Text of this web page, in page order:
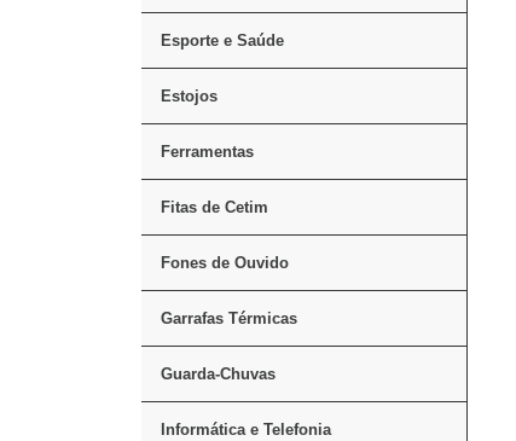
Esporte e Saúde
Estojos
Ferramentas
Fitas de Cetim
Fones de Ouvido
Garrafas Térmicas
Guarda-Chuvas
Informática e Telefonia